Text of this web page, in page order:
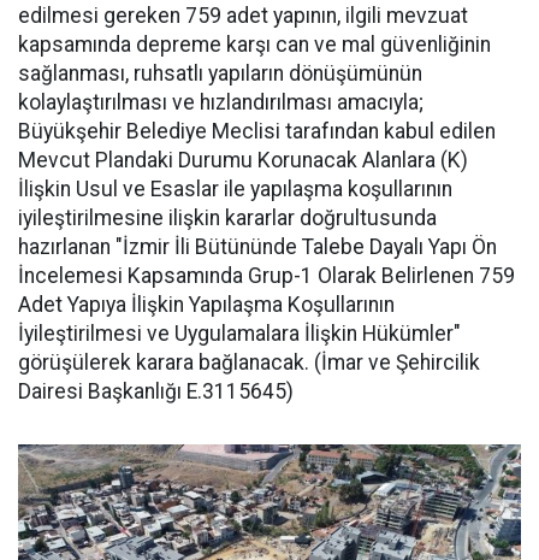
edilmesi gereken 759 adet yapının, ilgili mevzuat
kapsamında depreme karşı can ve mal güvenliğinin
sağlanması, ruhsatlı yapıların dönüşümünün
kolaylaştırılması ve hızlandırılması amacıyla;
Büyükşehir Belediye Meclisi tarafından kabul edilen
Mevcut Plandaki Durumu Korunacak Alanlara (K)
İlişkin Usul ve Esaslar ile yapılaşma koşullarının
iyileştirilmesine ilişkin kararlar doğrultusunda
hazırlanan "İzmir İli Bütününde Talebe Dayalı Yapı Ön
İncelemesi Kapsamında Grup-1 Olarak Belirlenen 759
Adet Yapıya İlişkin Yapılaşma Koşullarının
İyileştirilmesi ve Uygulamalara İlişkin Hükümler"
görüşülerek karara bağlanacak. (İmar ve Şehircilik
Dairesi Başkanlığı E.3115645)